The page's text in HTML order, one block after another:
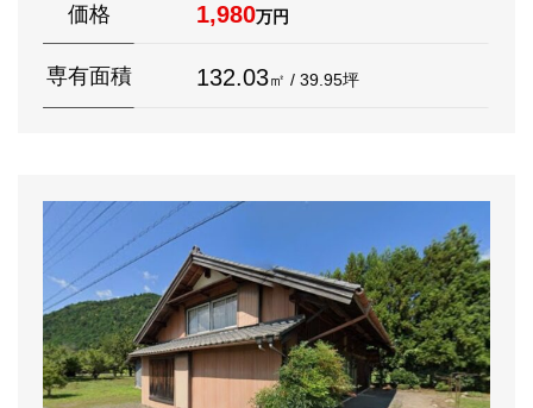
価格 1,980万円
専有面積 132.03㎡ / 39.95坪